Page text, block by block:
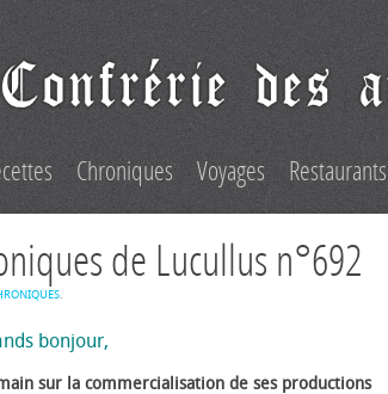
Chroniques Voyages Restaurants
de Lucullus n°692
.
bonjour,
sur la commercialisation de ses productions